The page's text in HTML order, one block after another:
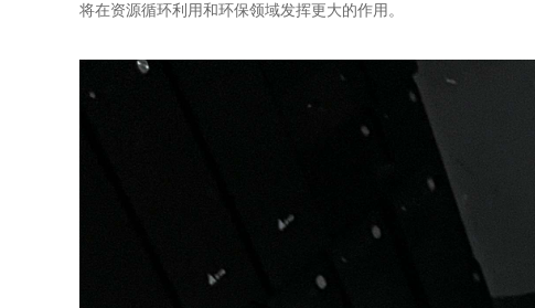
将在资源循环利用和环保领域发挥更大的作用。